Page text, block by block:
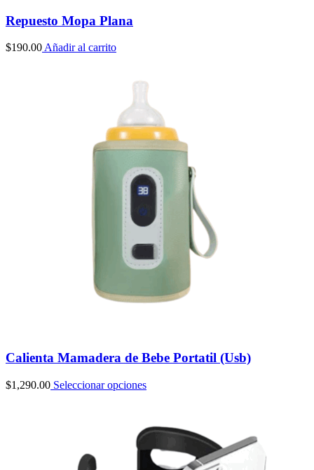
Repuesto Mopa Plana
$190.00 Añadir al carrito
Calienta Mamadera de Bebe Portatil (Usb)
$1,290.00 Seleccionar opciones